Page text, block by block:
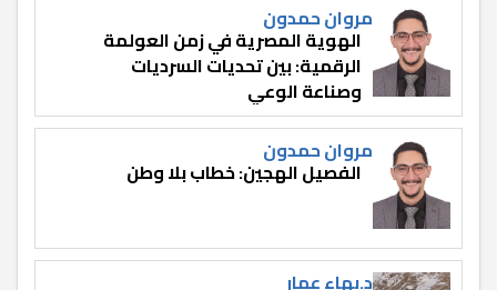
مروان حمدون
الهوية المصرية في زمن العولمة
الرقمية: بين تحديات السرديات
وصناعة الوعي
مروان حمدون
الفصيل الهجين: خطاب بلا وطن
د.بهاء عمار